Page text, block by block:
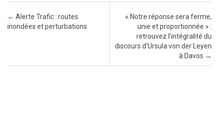
Post navigation
← Alerte Trafic : routes
inondées et perturbations
« Notre réponse sera ferme,
unie et proportionnée » :
retrouvez l’intégralité du
discours d’Ursula von der Leyen
à Davos →